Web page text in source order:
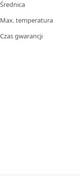
Średnica
Max. temperatura
Czas gwarancji